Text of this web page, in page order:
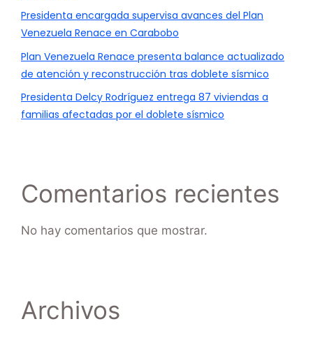
Presidenta encargada supervisa avances del Plan
Venezuela Renace en Carabobo
Plan Venezuela Renace presenta balance actualizado
de atención y reconstrucción tras doblete sísmico
Presidenta Delcy Rodríguez entrega 87 viviendas a
familias afectadas por el doblete sísmico
Comentarios recientes
No hay comentarios que mostrar.
Archivos